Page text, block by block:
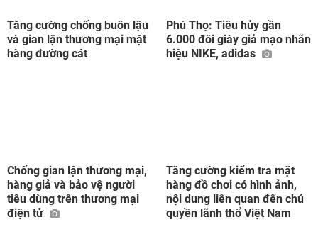
Tăng cường chống buôn lậu
và gian lận thương mại mặt
hàng đường cát
Phú Thọ: Tiêu hủy gần
6.000 đôi giày giả mạo nhãn
hiệu NIKE, adidas
Chống gian lận thương mại,
hàng giả và bảo vệ người
tiêu dùng trên thương mại
điện tử
Tăng cường kiểm tra mặt
hàng đồ chơi có hình ảnh,
nội dung liên quan đến chủ
quyền lãnh thổ Việt Nam